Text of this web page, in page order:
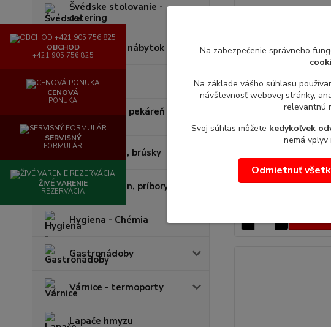
Švédske stolovanie -
catering
Cateringový nábytok
Váhy
Pomôcky pre pekáreň a
cukráreň
Nože, sekáče, brúsky
Sklo, porcelán, príbory
Hygiena - Chémia
Gastronádoby
Várnice - termoporty
Lapače hmyzu
Box na potraviny
objem : 53 l
59,72 €/ks
OBCHOD
+421 905 756 825
CENOVÁ
PONUKA
SERVISNÝ
FORMULÁR
ŽIVÉ VARENIE
REZERVÁCIA
Na zabezpečenie správneho
Na základe vášho súhlasu
návštevnosť webovej stránky,
relevantnú
Svoj súhlas môžete kedykoľvek
nemá vplyv
Odmietnuť